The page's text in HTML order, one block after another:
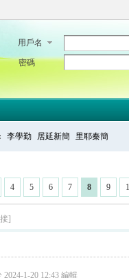
用戶名
密碼
李學勤 居延新簡 里耶秦簡
4 5 6 7 8 9
]
1-20 12:43 編輯